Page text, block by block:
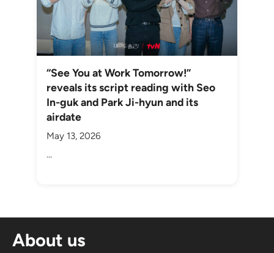
“See You at Work Tomorrow!”
reveals its script reading with Seo
In-guk and Park Ji-hyun and its
airdate
May 13, 2026
...
About us